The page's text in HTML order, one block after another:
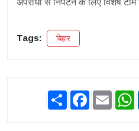
Tags: बिहार
Share Facebook
Email